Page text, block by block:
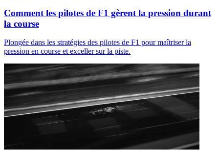
Comment les pilotes de F1 gèrent la pression durant
la course
Plongée dans les stratégies des pilotes de F1 pour maîtriser la
pression en course et exceller sur la piste.